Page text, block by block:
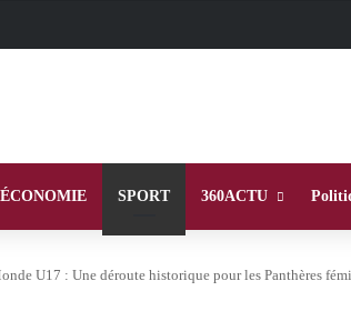
ÉCONOMIE SPORT 360ACTU
U17 : Une déroute historique pour les Panthères